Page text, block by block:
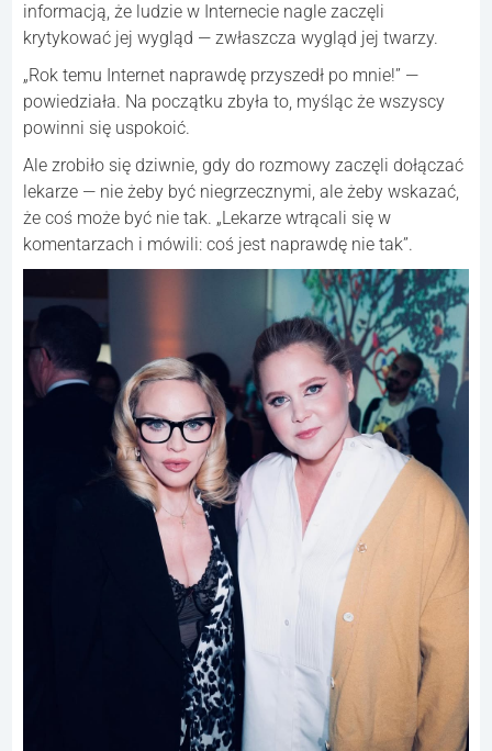
informacją, że ludzie w Internecie nagle zaczęli
krytykować jej wygląd — zwłaszcza wygląd jej twarzy.
„Rok temu Internet naprawdę przyszedł po mnie!” —
powiedziała. Na początku zbyła to, myśląc że wszyscy
powinni się uspokoić.
Ale zrobiło się dziwnie, gdy do rozmowy zaczęli dołączać
lekarze — nie żeby być niegrzecznymi, ale żeby wskazać,
że coś może być nie tak. „Lekarze wtrącali się w
komentarzach i mówili: coś jest naprawdę nie tak”.